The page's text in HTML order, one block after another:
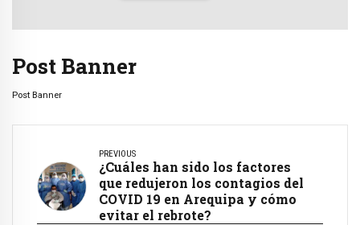
Post Banner
Post Banner
PREVIOUS
¿Cuáles han sido los factores
que redujeron los contagios del
COVID 19 en Arequipa y cómo
evitar el rebrote?